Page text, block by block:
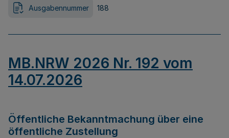
Ausgabennummer 188
MB.NRW 2026 Nr. 192 vom
14.07.2026
Öffentliche Bekanntmachung über eine
öffentliche Zustellung